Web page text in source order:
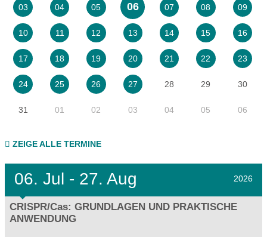
03 04 05 06 07 08 09
10 11 12 13 14 15 16
17 18 19 20 21 22 23
24 25 26 27 28 29 30
31 01 02 03 04 05 06
ZEIGE ALLE TERMINE
06. Jul - 27. Aug 2026
CRISPR/Cas: GRUNDLAGEN UND PRAKTISCHE
ANWENDUNG